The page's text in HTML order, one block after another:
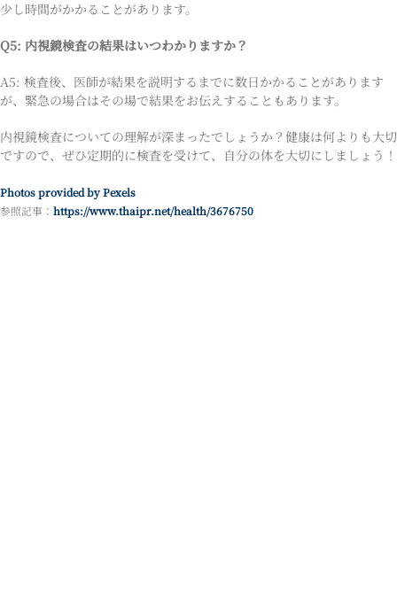
少し時間がかかることがあります。
Q5: 内視鏡検査の結果はいつわかりますか？
A5: 検査後、医師が結果を説明するまでに数日かかることがあります
が、緊急の場合はその場で結果をお伝えすることもあります。
内視鏡検査についての理解が深まったでしょうか？健康は何よりも大切
ですので、ぜひ定期的に検査を受けて、自分の体を大切にしましょう！
Photos provided by Pexels
参照記事： https://www.thaipr.net/health/3676750